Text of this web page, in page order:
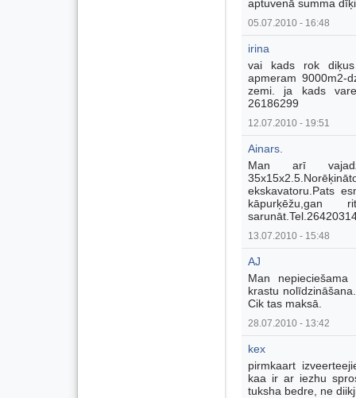
aptuvenā summa
05.07.2010 - 16:48
irina
vai kads rok
apmeram 9000m2-
zemi. ja kads
26186299
12.07.2010 - 19:51
Ainars.
Man arī
ekskavatoru.Pats
13.07.2010 - 15:48
AJ
Man
krastu
Cik tas maksā.
28.07.2010 - 13:42
kex
pirmkaart
kaa ir ar iezhu
tuksha bedre, ne